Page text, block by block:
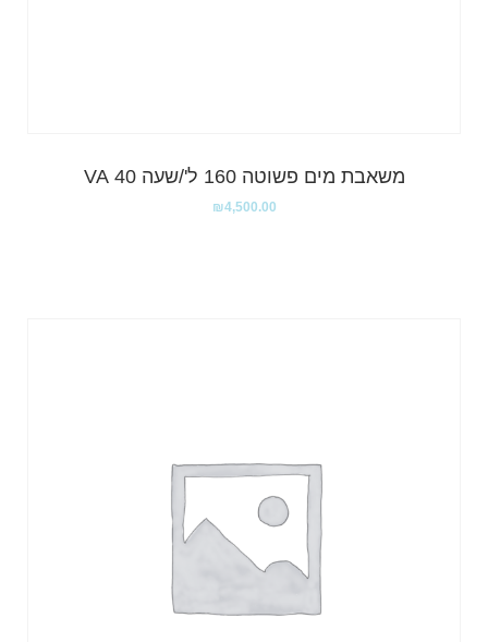
משאבת מים פשוטה 160 ל'/שעה 40 VA
₪4,500.00